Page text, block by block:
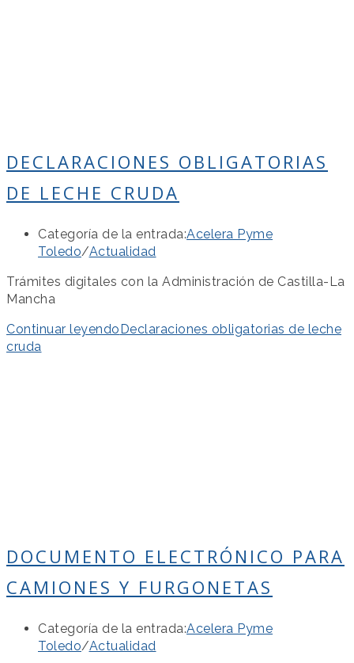
DECLARACIONES OBLIGATORIAS
DE LECHE CRUDA
Categoría de la entrada:Acelera Pyme
Toledo/Actualidad
Trámites digitales con la Administración de Castilla-La
Mancha
Continuar leyendo Declaraciones obligatorias de leche
cruda
DOCUMENTO ELECTRÓNICO PARA
CAMIONES Y FURGONETAS
Categoría de la entrada:Acelera Pyme
Toledo/Actualidad